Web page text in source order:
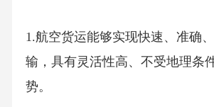
1.航空货运能够实现快速、准确
输，具有灵活性高、不受地理条
势。